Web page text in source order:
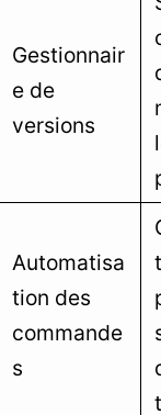
Gestionnair
e de
versions
Automatisa
tion des
commande
s